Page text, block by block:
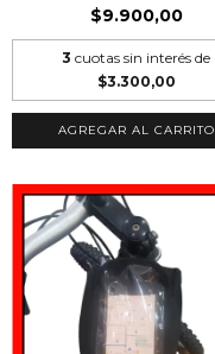
$9.900,00
3 cuotas sin interés de
$3.300,00
AGREGAR AL CARRITO